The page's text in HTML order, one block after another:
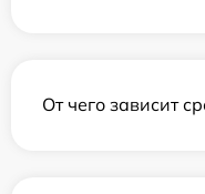
От чего зависит